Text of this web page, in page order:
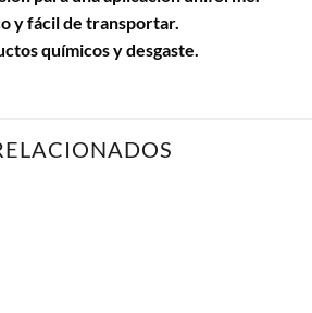
y fácil de transportar.
químicos y desgaste.